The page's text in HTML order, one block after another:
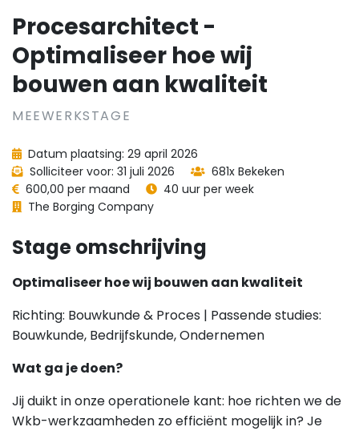
Procesarchitect -
Optimaliseer hoe wij
bouwen aan kwaliteit
MEEWERKSTAGE
Datum plaatsing: 29 april 2026
Solliciteer voor: 31 juli 2026
681x Bekeken
600,00 per maand
40 uur per week
The Borging Company
Stage omschrijving
Optimaliseer hoe wij bouwen aan kwaliteit
Richting: Bouwkunde & Proces | Passende studies:
Bouwkunde, Bedrijfskunde, Ondernemen
Wat ga je doen?
Jij duikt in onze operationele kant: hoe richten we de
Wkb-werkzaamheden zo efficiënt mogelijk in? Je